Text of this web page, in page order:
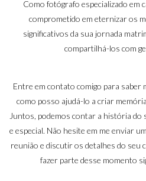
Como fotógrafo especializado em
comprometido em eternizar os
significativos da sua jornada
compartilhá-los com
Entre em contato comigo para saber
como posso ajudá-lo a criar
Juntos, podemos contar a história do
e especial. Não hesite em me enviar
reunião e discutir os detalhes do seu
fazer parte desse momento